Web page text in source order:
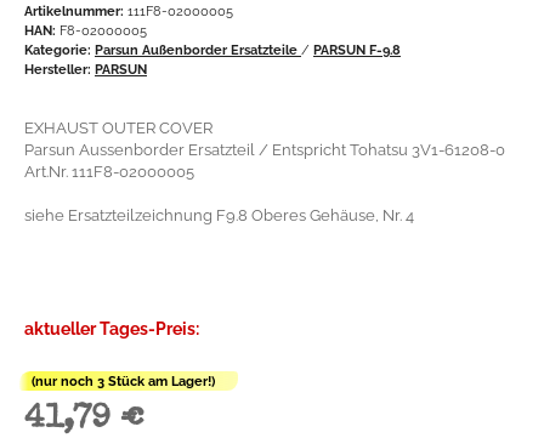
Artikelnummer: 111F8-02000005
HAN: F8-02000005
Kategorie: Parsun Außenborder Ersatzteile / PARSUN F-9.8
Hersteller: PARSUN
EXHAUST OUTER COVER
Parsun Aussenborder Ersatzteil / Entspricht Tohatsu 3V1-61208-0
Art.Nr. 111F8-02000005
siehe Ersatzteilzeichnung F9.8 Oberes Gehäuse, Nr. 4
aktueller Tages-Preis:
(nur noch 3 Stück am Lager!)
41,79 €